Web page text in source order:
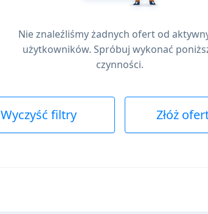
Nie znaleźliśmy żadnych ofert od
użytkowników. Spróbuj wykonać
czynności.
Wyczyść filtry Złóż